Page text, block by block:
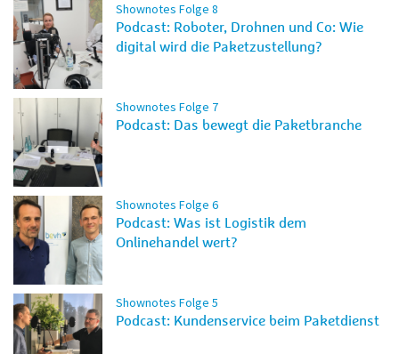
Shownotes Folge 8
Podcast: Roboter, Drohnen und Co: Wie
digital wird die Paketzustellung?
Shownotes Folge 7
Podcast: Das bewegt die Paketbranche
Shownotes Folge 6
Podcast: Was ist Logistik dem
Onlinehandel wert?
Shownotes Folge 5
Podcast: Kundenservice beim Paketdienst